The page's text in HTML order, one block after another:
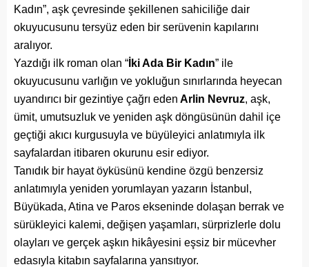
Kadın”, aşk çevresinde şekillenen sahiciliğe dair
okuyucusunu tersyüz eden bir serüvenin kapılarını
aralıyor.
Yazdığı ilk roman olan “ İki Ada Bir Kadın” ile
okuyucusunu varlığın ve yokluğun sınırlarında heyecan
uyandırıcı bir gezintiye çağrı eden Arlin Nevruz, aşk,
ümit, umutsuzluk ve yeniden aşk döngüsünün dahil içe
geçtiği akıcı kurgusuyla ve büyüleyici anlatımıyla ilk
sayfalardan itibaren okurunu esir ediyor.
Tanıdık bir hayat öyküsünü kendine özgü benzersiz
anlatımıyla yeniden yorumlayan yazarın İstanbul,
Büyükada, Atina ve Paros ekseninde dolaşan berrak ve
sürükleyici kalemi, değişen yaşamları, sürprizlerle dolu
olayları ve gerçek aşkın hikâyesini eşsiz bir mücevher
edasıyla kitabın sayfalarına yansıtıyor.